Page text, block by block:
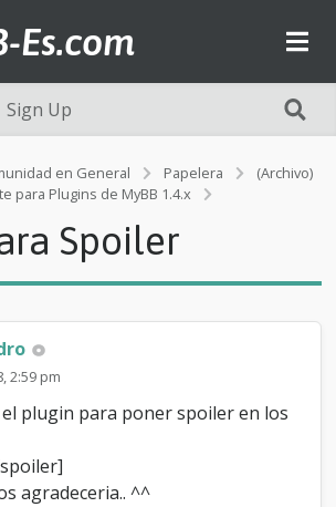
Es.com
Sign Up
en General Papelera
(Archivo)
para Plugins de MyBB 1.4.x
i
P
p
Spoiler
2:59 pm
plugin para poner spoiler en los
agradeceria.. ^^